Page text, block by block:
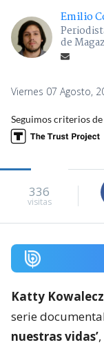
Emilio
de
Viernes 07 Agosto,
Seguimos criterios de
336
visitas
Katty
serie
nuestras vidas’